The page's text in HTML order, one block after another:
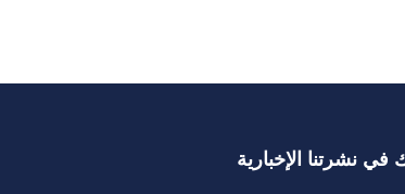
في نشرتنا الإخبارية